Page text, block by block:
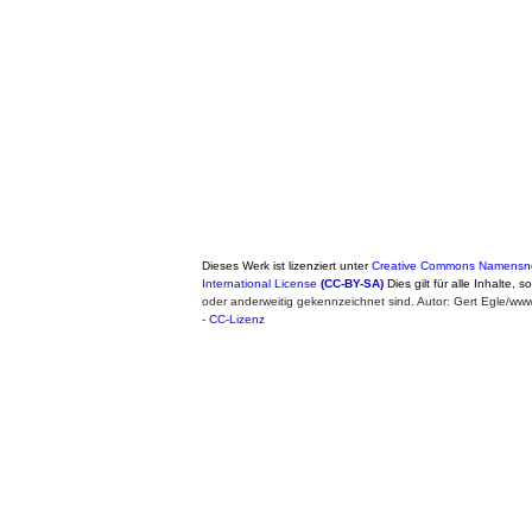
Dieses Werk ist lizenziert unterCreative Commons
International License (CC-BY-SA) Dies gilt für alle Inhalte,
oder anderweitig gekennzeichnet sind. Autor: Gert Egle/
- CC-Lizenz